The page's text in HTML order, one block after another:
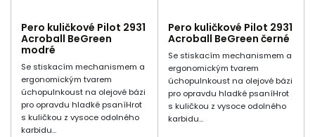
Pero kuličkové Pilot 2931
Acroball BeGreen
modré
Se stiskacím mechanismem a
ergonomickým tvarem
úchopuInkoust na olejové bázi
pro opravdu hladké psaníHrot
s kuličkou z vysoce odolného
karbidu...
Pero kuličkové Pilot 2931
Acroball BeGreen černé
Se stiskacím mechanismem a
ergonomickým tvarem
úchopuInkoust na olejové bázi
pro opravdu hladké psaníHrot
s kuličkou z vysoce odolného
karbidu...